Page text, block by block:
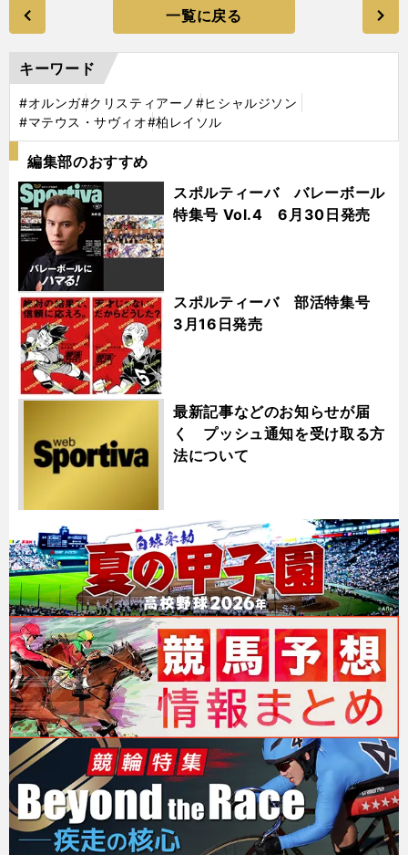
一覧に戻る
キーワード
#オルンガ#クリスティアーノ #ヒシャルジソン
#マテウス・サヴィオ#柏レイソル
編集部のおすすめ
スポルティーバ バレーボール
特集号 Vol.4 6月30日発売
スポルティーバ 部活特集号
3月16日発売
最新記事などのお知らせが届
く プッシュ通知を受け取る方
法について